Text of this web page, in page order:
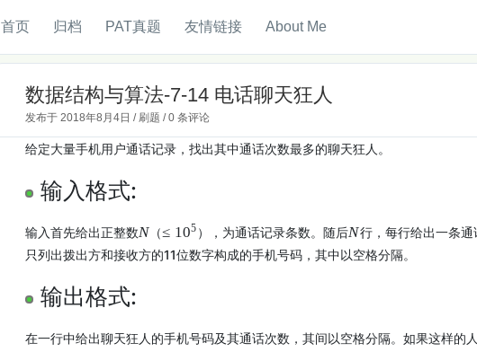
首页 归档 PAT真题 友情链接 About Me
数据结构与算法-7-14 电话聊天狂人
发布于 2018年8月4日 / 刷题 /0 条评论
给定大量手机用户通话记录，找出其中通话次数最多的聊天狂人。
输入格式:
输入首先给出正整数N （≤ 105 ），为通话记录条数。随后N行，每行给出一条
只列出拨出方和接收方的11位数字构成的手机号码，其中以空格分隔。
输出格式:
在一行中给出聊天狂人的手机号码及其通话次数，其间以空格分隔。如果这样的